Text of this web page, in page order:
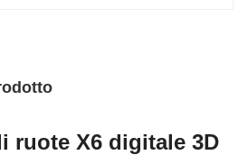
ruote X6 digitale 3D